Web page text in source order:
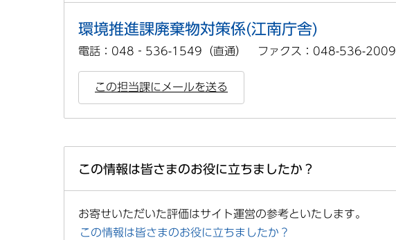
環境推進課廃棄物対策係(江南庁舎)
電話：048‐536-1549（直通） ファクス：048-536-2009
この担当課にメールを送る
この情報は皆さまのお役に立ちましたか？
お寄せいただいた評価はサイト運営の参考といたします。
この情報は皆さまのお役に立ちましたか？